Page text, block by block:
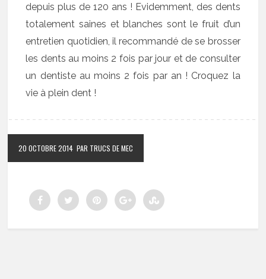
depuis plus de 120 ans ! Evidemment, des dents
totalement saines et blanches sont le fruit d’un
entretien quotidien, il recommandé de se brosser
les dents au moins 2 fois par jour et de consulter
un dentiste au moins 2 fois par an ! Croquez la
vie à plein dent !
20 OCTOBRE 2014 PAR TRUCS DE MEC